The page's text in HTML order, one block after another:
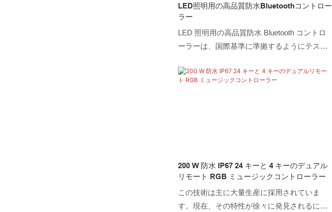
LED照明用の高品質防水Bluetoothコントロー
ラー
LED 照明用の高品質防水 Bluetooth コントロ
ーラーは、国際基準に準拠するようにテスト
よって開発され、熟練した作業員によって製
実に際立っており、市場で顧客にメリットを
提供します。
200 W 防水 IP67 24 キーと 4 キーのデュアル
リモート RGB ミュージックコントローラー
この技術は主に大量生産に採用されていま
す。現在、その特性が徐々に発見されるにつ